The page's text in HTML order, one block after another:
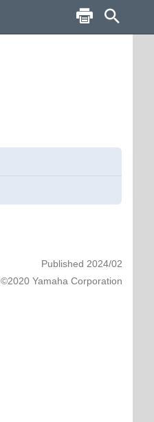
Published 2024/02
©2020 Yamaha Corporation